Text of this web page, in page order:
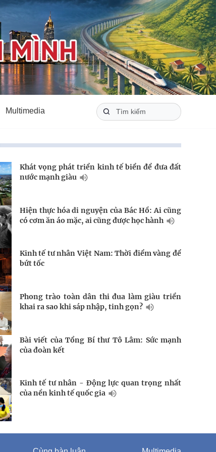
Multimedia
Khát vọng phát triển kinh tế biển để đưa đất
nước mạnh giàu
Hiện thực hóa di nguyện của Bác Hồ: Ai cũng
có cơm ăn áo mặc, ai cũng được học hành
Kinh tế tư nhân Việt Nam: Thời điểm vàng để
bứt tốc
Phong trào toàn dân thi đua làm giàu triển
khai ra sao khi sáp nhập, tinh gọn?
Bài viết của Tổng Bí thư Tô Lâm: Sức mạnh
của đoàn kết
Kinh tế tư nhân - Động lực quan trọng nhất
của nền kinh tế quốc gia